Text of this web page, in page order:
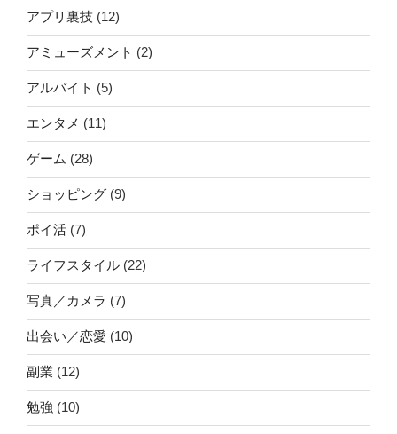
アプリ裏技 (12)
アミューズメント (2)
アルバイト (5)
エンタメ (11)
ゲーム (28)
ショッピング (9)
ポイ活 (7)
ライフスタイル (22)
写真／カメラ (7)
出会い／恋愛 (10)
副業 (12)
勉強 (10)